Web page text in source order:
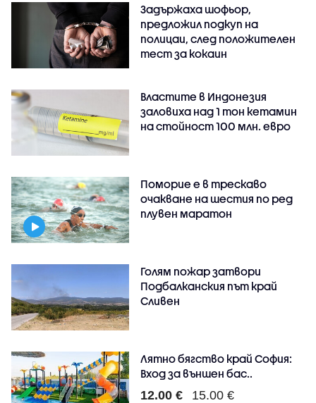
Задържаха шофьор,
предложил подкуп на
полицаи, след положителен
тест за кокаин
Властите в Индонезия
заловиха над 1 тон кетамин
на стойност 100 млн. евро
Поморие е в трескаво
очакване на шестия по ред
плувен маратон
Голям пожар затвори
Подбалканския път край
Сливен
Лятно бягство край София:
Вход за външен бас..
12.00 € 15.00 €